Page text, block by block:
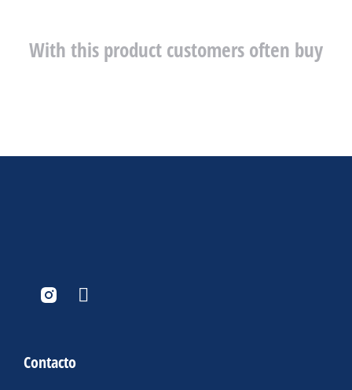
With this product customers often buy
Contacto